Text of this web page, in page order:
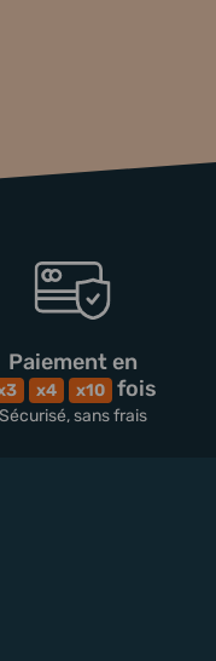
Paiement en
x4 x10 fois
Sécurisé, sans frais